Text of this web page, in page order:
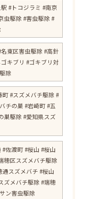
#トコジラミ #南京
虫駆除 #害虫駆除 #
東区害虫駆除 #高針
キブリ #ゴキブリ対
除
#スズメバチ駆除 #
チの巣 #岩崎町 #五
巣駆除 #愛知県スズ
佐渡町 #桜山 #桜山
穂区スズメバチ駆除
スズメバチ #桜山
ズメバチ駆除 #瑞穂
ン害虫駆除